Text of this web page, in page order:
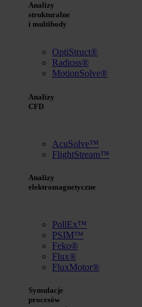
Analizy
strukturalne
i multibody
OptiStruct®
Radioss®
MotionSolve®
Analizy
CFD
AcuSolve™
FlightStream™
Analizy
elektromagnetyczne
PollEx™
PSIM™
Feko®
Flux®
FluxMotor®
Symulacje
procesów